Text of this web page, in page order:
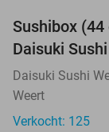
Sushibox
Daisuki Sushi
Daisuki Sushi
Weert
Verkocht: 125